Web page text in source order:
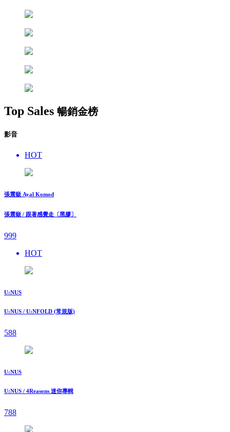
Top Sales 暢銷金榜
影音
HOT
張震嶽 Ayal Komod
張震嶽 / 跟著感覺走〔黑膠〕
999
HOT
U:NUS
U:NUS / U:NFOLD (常規版)
588
U:NUS
U:NUS / 4Reasons 迷你專輯
788